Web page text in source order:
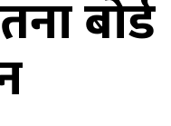
बोर्ड